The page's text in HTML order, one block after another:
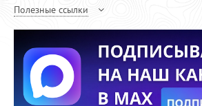
Полезные ссылки